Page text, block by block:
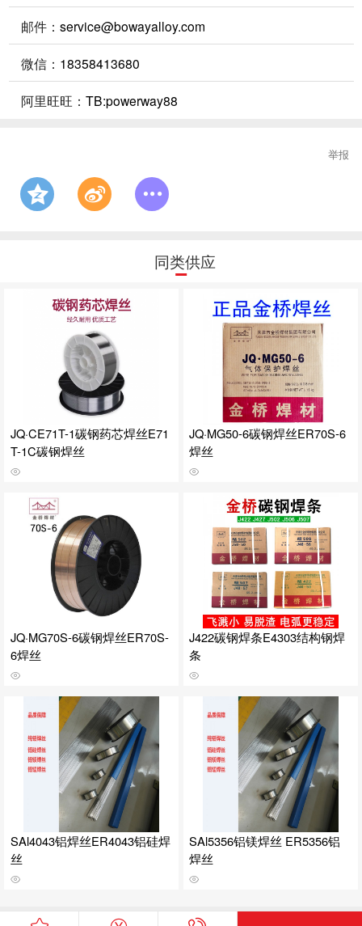
邮件：service@bowayalloy.com
微信： 18358413680
阿里旺旺：TB:powerway88
举报
同类供应
JQ·CE71T-1碳钢药芯焊丝E71
T-1C碳钢焊丝
JQ·MG50-6碳钢焊丝ER70S-6
焊丝
JQ·MG70S-6碳钢焊丝ER70S-
6焊丝
J422碳钢焊条E4303结构钢焊
条
SAl4043铝焊丝ER4043铝硅焊
丝
SAl5356铝镁焊丝 ER5356铝
焊丝